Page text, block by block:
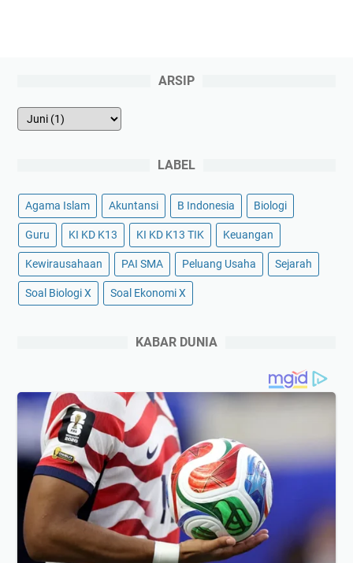
ARSIP
LABEL
Agama Islam Akuntansi B Indonesia Biologi
Guru KI KD K13 KI KD K13 TIK Keuangan
Kewirausahaan PAI SMA Peluang Usaha Sejarah
Soal Biologi X Soal Ekonomi X
KABAR DUNIA